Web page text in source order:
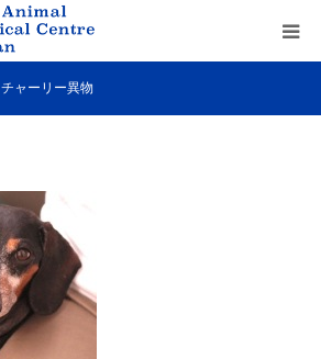
チャーリー異物